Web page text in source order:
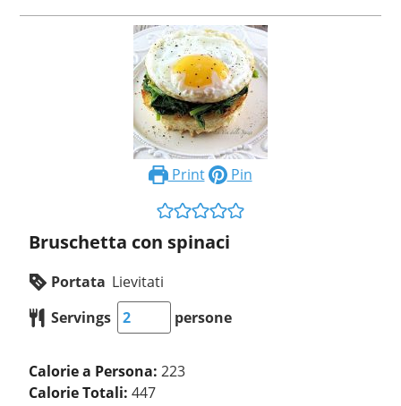
Print Pin
Bruschetta con spinaci
Portata Lievitati
Servings
persone
Calorie a Persona:223
Calorie Totali:447